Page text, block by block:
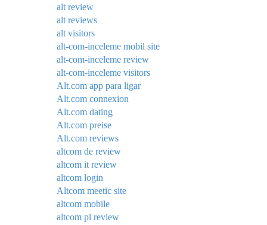
alt review
alt reviews
alt visitors
alt-com-inceleme mobil site
alt-com-inceleme review
alt-com-inceleme visitors
Alt.com app para ligar
Alt.com connexion
Alt.com dating
Alt.com preise
Alt.com reviews
altcom de review
altcom it review
altcom login
Altcom meetic site
altcom mobile
altcom pl review